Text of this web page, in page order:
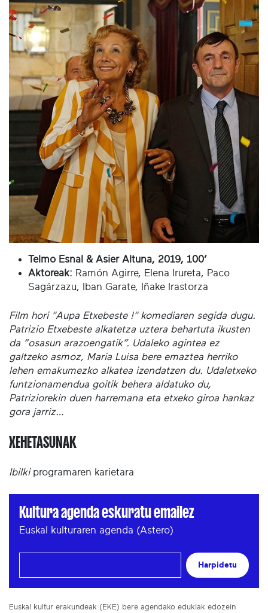
Telmo Esnal & Asier Altuna, 2019, 100’
Aktoreak: Ramón Agirre, Elena Irureta, Paco
Sagárzazu, Iban Garate, Iñake Irastorza
Film hori "Aupa Etxebeste !" komediaren segida dugu.
Patrizio Etxebeste alkatetza uztera behartuta ikusten
da “osasun arazoengatik”. Udaleko agintea ez
galtzeko asmoz, Maria Luisa bere emaztea herriko
lehen emakumezko alkatea izendatzen du. Udaletxeko
funtzionamendua goitik behera aldatuko du,
Patriziorekin duen harremana eta etxeko giroa hankaz
gora jarriz…
XEHETASUNAK
Ibilkiprogramaren karietara
Kultura agenda eskuratu emailez
Euskal kulturaren agenda (Astero)
Harpidetu
Euskal kultur erakundeak (EKE) bere agendako edukiak edozein